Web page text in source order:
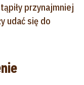
przynajmniej
udać się do